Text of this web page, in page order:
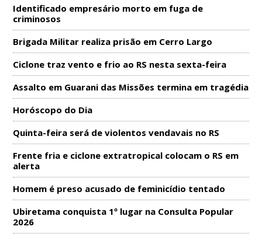
Identificado empresário morto em fuga de
criminosos
Brigada Militar realiza prisão em Cerro Largo
Ciclone traz vento e frio ao RS nesta sexta-feira
Assalto em Guarani das Missões termina em tragédia
Horóscopo do Dia
Quinta-feira será de violentos vendavais no RS
Frente fria e ciclone extratropical colocam o RS em
alerta
Homem é preso acusado de feminicídio tentado
Ubiretama conquista 1º lugar na Consulta Popular
2026